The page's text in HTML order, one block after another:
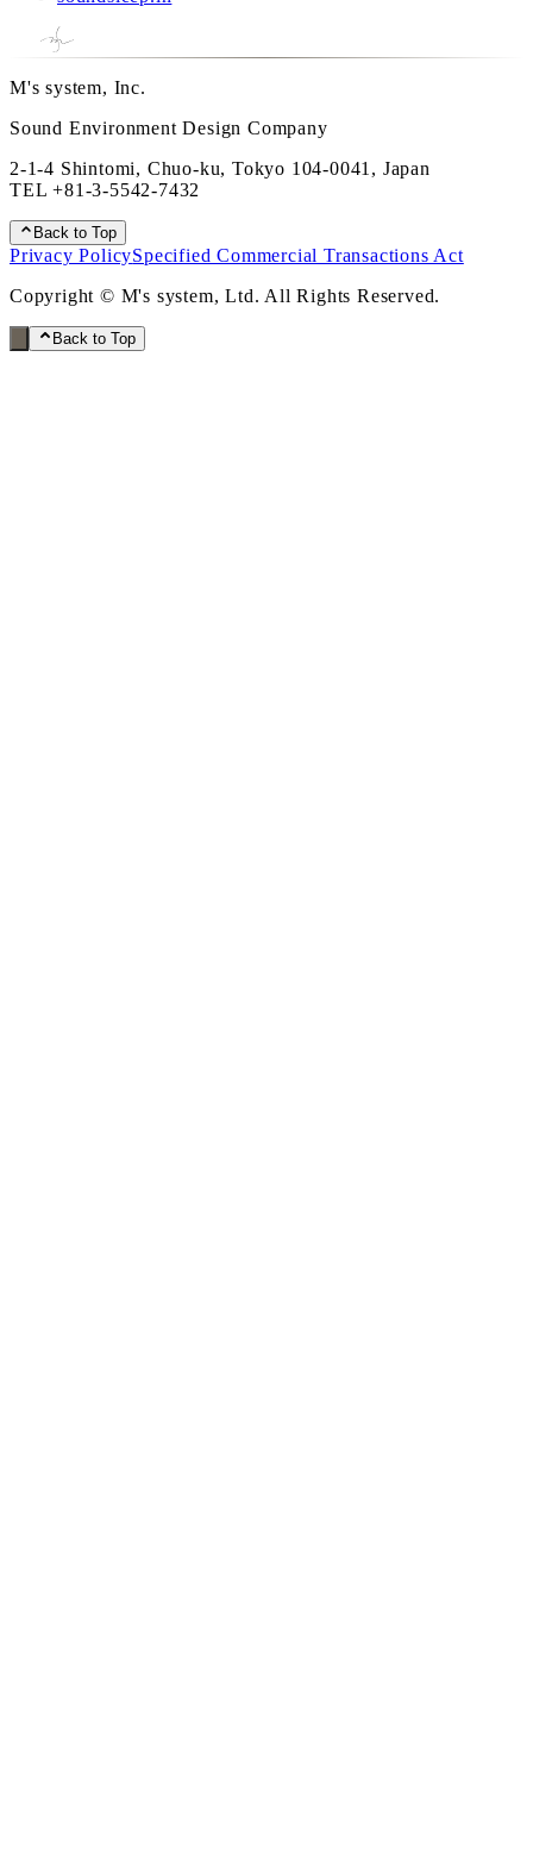
M's system, Inc.
Sound Environment Design Company
2-1-4 Shintomi, Chuo-ku, Tokyo 104-0041, Japan
TEL+81-3-5542-7432
Back to Top
Privacy PolicySpecified Commercial Transactions Act
Copyright © M's system, Ltd. All Rights Reserved.
Back to Top